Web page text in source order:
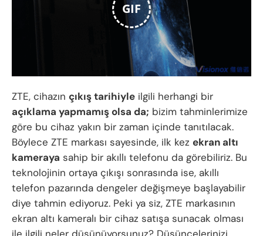
GIF
ZTE, cihazın çıkış tarihiyle ilgili herhangi bir
açıklama yapmamış olsa da; bizim tahminlerimize
göre bu cihaz yakın bir zaman içinde tanıtılacak.
Böylece ZTE markası sayesinde, ilk kez ekran altı
kameraya sahip bir akıllı telefonu da görebiliriz. Bu
teknolojinin ortaya çıkışı sonrasında ise, akıllı
telefon pazarında dengeler değişmeye başlayabilir
diye tahmin ediyoruz. Peki ya siz, ZTE markasının
ekran altı kameralı bir cihaz satışa sunacak olması